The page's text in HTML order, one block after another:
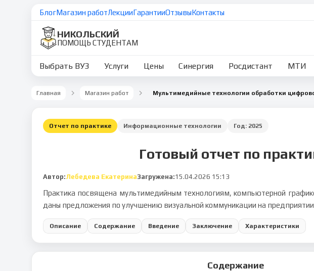
БлогМагазин работЛекцииГарантииОтзывыКонтакты
НИКОЛЬСКИЙ
ПОМОЩЬ СТУДЕНТАМ
Выбрать ВУЗ Услуги Цены Синергия Росдистант МТИ
Главная Магазин работ
Отчет по практике Информационные технологии Год: 2025
Готовый отчет по
Автор:Лебедева ЕкатеринаЗагружена:15.04.2026 15:13
Практика посвящена мультимедийным технологиям, компьютерной
даны предложения по улучшению визуальной коммуникации на
Описание Содержание Введение Заключение Характеристики
Содержание